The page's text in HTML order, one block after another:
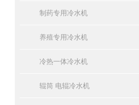
制药专用冷水机
养殖专用冷水机
冷热一体冷水机
辊筒 电辊冷水机